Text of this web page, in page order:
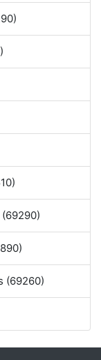
(69260)